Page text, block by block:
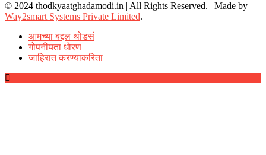
© 2024 thodkyaatghadamodi.in | All Rights Reserved. | Made by
Way2smart Systems Private Limited.
आमच्या बद्दल थोडसं
गोपनीयता धोरण
जाहिरात करण्याकरिता